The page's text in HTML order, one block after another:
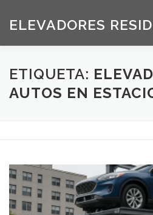
contenido
ELEVADORES
INICIO PRODUCTOS
ETIQUETA:
AUTOS EN